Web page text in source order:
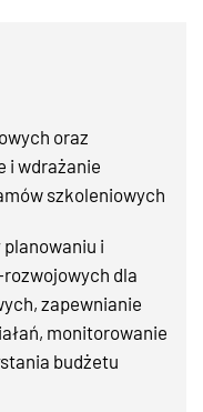
oraz
i wdrażanie
szkoleniowych
planowaniu i
dla
zapewnianie
monitorowanie
budżetu